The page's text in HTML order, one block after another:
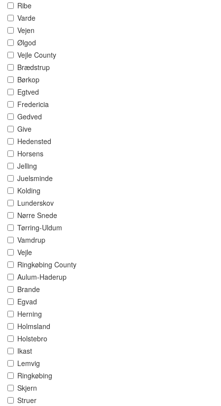
Ribe
Varde
Vejen
Ølgod
Vejle County
Brædstrup
Børkop
Egtved
Fredericia
Gedved
Give
Hedensted
Horsens
Jelling
Juelsminde
Kolding
Lunderskov
Nørre Snede
Tørring-Uldum
Vamdrup
Vejle
Ringkøbing County
Aulum-Haderup
Brande
Egvad
Herning
Holmsland
Holstebro
Ikast
Lemvig
Ringkøbing
Skjern
Struer